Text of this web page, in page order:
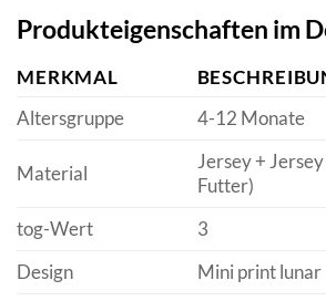
Produkteigenschaften im
MERKMAL
Altersgruppe
4-12 Monate
Material
Jersey +
Futter)
tog-Wert
3
Design
Mini print lunar